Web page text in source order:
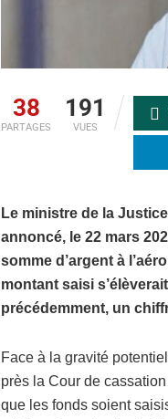
38
PARTAGES
191
VUES
Le ministre de la
annoncé, le 22 mars
somme d’argent à
montant saisi
précédemment, un
Face à la gravité
près la Cour de
que les fonds soient